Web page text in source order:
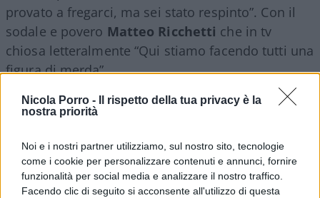
Nicola Porro -
Il rispetto della tua privacy è la
nostra priorità
Noi e i nostri partner utilizziamo, sul nostro sito, tecnologie
come i cookie per personalizzare contenuti e annunci, fornire
funzionalità per social media e analizzare il nostro traffico.
Facendo clic di seguito si acconsente all'utilizzo di questa
provato a fregarci, ma sei stato respinto”. Con il
sodale e povero Matteo Ricchetti che in tv
chiosa letteralmente “Qui stiamo facendo tutti una
figura di merda”.
Ora, che Calenda e Renzi fossero due tipi strani
tempo è un’altra certezza, ma che finisse in così
poco tempo a torta in faccia neppure io lo avevo
immaginato. Del resto, i dueinseguono una